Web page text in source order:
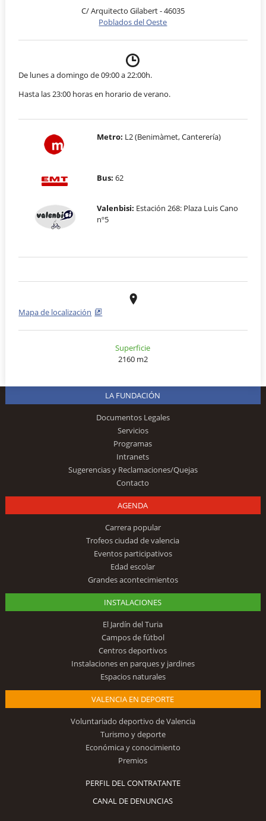
C/ Arquitecto Gilabert - 46035
Poblados del Oeste
De lunes a domingo de 09:00 a 22:00h.
Hasta las 23:00 horas en horario de verano.
Metro: L2 (Benimàmet, Canterería)
Bus: 62
Valenbisi: Estación 268: Plaza Luis Cano
nº5
Mapa de localización
Superficie
2160 m2
LA FUNDACIÓN
Documentos Legales
Servicios
Programas
Intranets
Sugerencias y Reclamaciones/Quejas
Contacto
AGENDA
Carrera popular
Trofeos ciudad de valencia
Eventos participativos
Edad escolar
Grandes acontecimientos
INSTALACIONES
El Jardín del Turia
Campos de fútbol
Centros deportivos
Instalaciones en parques y jardines
Espacios naturales
VALENCIA EN DEPORTE
Voluntariado deportivo de Valencia
Turismo y deporte
Económica y conocimiento
Premios
PERFIL DEL CONTRATANTE
CANAL DE DENUNCIAS